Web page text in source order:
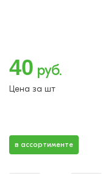
40 руб.
Цена за шт
в ассортименте